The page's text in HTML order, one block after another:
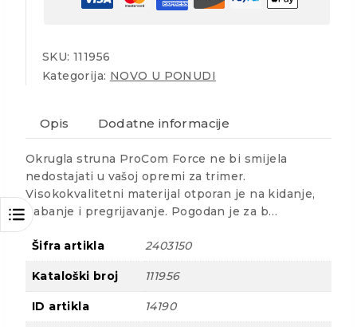
SKU: 111956
Kategorija: NOVO U PONUDI
Opis Dodatne informacije
Okrugla struna ProCom Force ne bi smijela
nedostajati u vašoj opremi za trimer.
Visokokvalitetni materijal otporan je na kidanje,
habanje i pregrijavanje. Pogodan je za b…
Šifra artikla 2403150
Kataloški broj 111956
ID artikla 14190